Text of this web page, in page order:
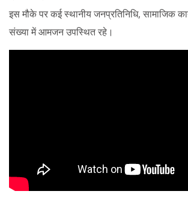
इस मौके पर कई स्थानीय जनप्रतिनिधि, सामाजिक
संख्या में आमजन उपस्थित रहे।